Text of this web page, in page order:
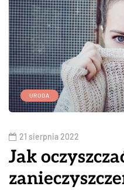
URODA
21 sierpnia 2022
Jak